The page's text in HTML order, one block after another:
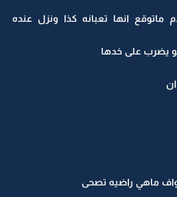
ماتوقع انها تعبانه كذا ونزل عنده
يضرب على خدها
ماهي راضيه تصحى